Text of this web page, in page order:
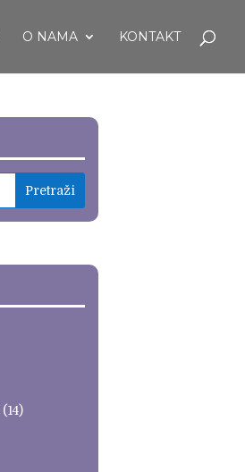
O NAMA KONTAKT
(14)